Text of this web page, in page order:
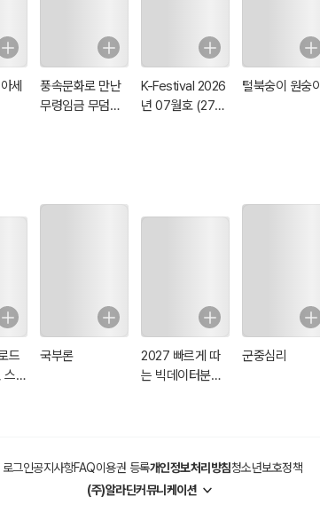
세
풍속문화로 만난
무령임금 무덤의
K-Festival 2026
년 07월호 (278
털북숭이 원숭이
드
스
국부론
2027 빠르게 따
는 빅데이터분석
군중심리
로그인공지사항FAQ이용권 등록개인정보처리방침청소년보호정책
(주)알라딘커뮤니케이션